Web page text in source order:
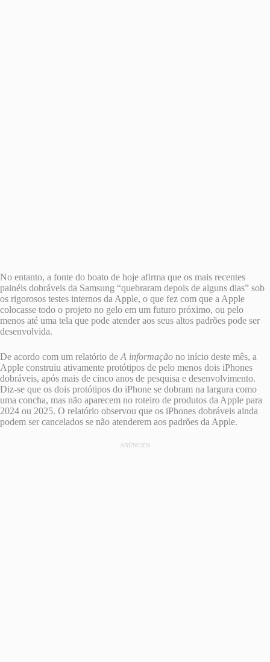
No entanto, a fonte do boato de hoje afirma que os mais recentes
painéis dobráveis ​​​​da Samsung “quebraram depois de alguns dias” sob
os rigorosos testes internos da Apple, o que fez com que a Apple
colocasse todo o projeto no gelo em um futuro próximo, ou pelo
menos até uma tela que pode atender aos seus altos padrões pode ser
desenvolvida.
De acordo com um relatório deA informação no início deste mês, a
Apple construiu ativamente protótipos de pelo menos dois iPhones
dobráveis, após mais de cinco anos de pesquisa e desenvolvimento.
Diz-se que os dois protótipos do iPhone se dobram na largura como
uma concha, mas não aparecem no roteiro de produtos da Apple para
2024 ou 2025. O relatório observou que os iPhones dobráveis ​​ainda
podem ser cancelados se não atenderem aos padrões da Apple.
ANÚNCIOS